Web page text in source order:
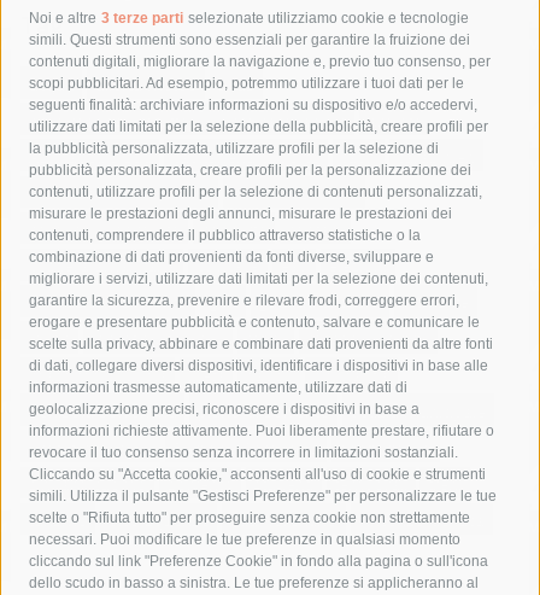
Noi e altre 3 terze parti selezionate utilizziamo cookie e tecnologie
simili. Questi strumenti sono essenziali per garantire la fruizione dei
contenuti digitali, migliorare la navigazione e, previo tuo consenso, per
scopi pubblicitari. Ad esempio, potremmo utilizzare i tuoi dati per le
seguenti finalità: archiviare informazioni su dispositivo e/o accedervi,
utilizzare dati limitati per la selezione della pubblicità, creare profili per
la pubblicità personalizzata, utilizzare profili per la selezione di
pubblicità personalizzata, creare profili per la personalizzazione dei
contenuti, utilizzare profili per la selezione di contenuti personalizzati,
misurare le prestazioni degli annunci, misurare le prestazioni dei
contenuti, comprendere il pubblico attraverso statistiche o la
combinazione di dati provenienti da fonti diverse, sviluppare e
migliorare i servizi, utilizzare dati limitati per la selezione dei contenuti,
garantire la sicurezza, prevenire e rilevare frodi, correggere errori,
erogare e presentare pubblicità e contenuto, salvare e comunicare le
scelte sulla privacy, abbinare e combinare dati provenienti da altre fonti
di dati, collegare diversi dispositivi, identificare i dispositivi in base alle
informazioni trasmesse automaticamente, utilizzare dati di
geolocalizzazione precisi, riconoscere i dispositivi in base a
informazioni richieste attivamente. Puoi liberamente prestare, rifiutare o
revocare il tuo consenso senza incorrere in limitazioni sostanziali.
Cliccando su "Accetta cookie," acconsenti all'uso di cookie e strumenti
simili. Utilizza il pulsante "Gestisci Preferenze" per personalizzare le tue
scelte o "Rifiuta tutto" per proseguire senza cookie non strettamente
necessari. Puoi modificare le tue preferenze in qualsiasi momento
cliccando sul link "Preferenze Cookie" in fondo alla pagina o sull'icona
dello scudo in basso a sinistra. Le tue preferenze si applicheranno al
Tag
acqua allerta meteo
anas
area marina protetta di punta campanella
arresto
Asl Napoli 3 sud
capitaneria di porto capri
carabinieri
castellammare di stabia
circumvesuviana
comune di sorrento
concerto
contagi
costiera amalfitana
covid-19 eav
elezioni
fondazione sorrento
gori guardia costiera
incidente
lavori
lorenzo balducelli mare
massa lubrense
massimo coppola
Meta napoli
ordinanza
penisola sorrentina
piano di sorrento
polizia municipale
protezione civile
Regione Campania
sant'agnello
sindaco cuomo
sorrento studenti temporali
treni
turismo
Vico Equense villa fiorentino vincenzo de luca